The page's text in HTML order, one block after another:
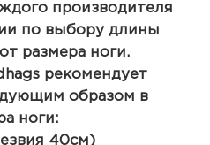
производителя
по выбору длины
размера ноги.
рекомендует
образом в
ноги:
40см)